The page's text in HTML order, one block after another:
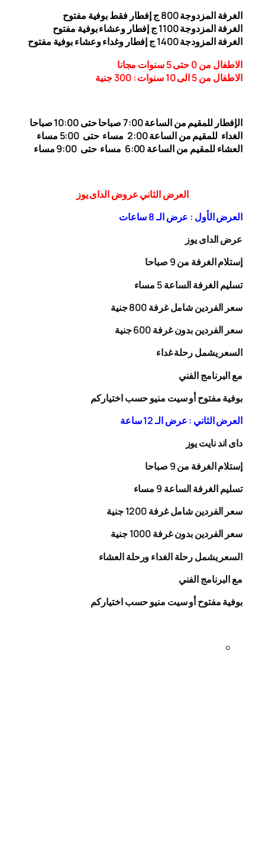
الغرفة المزدوجة
800
ج إفطار فقط بوفية مفتوح
الغرفة المزدوجة 1
100 ج إفطار وعشاء بوفية مفتوح
الغرفة المزودجة 1
400 ج إفطار وغداء وعشاء بوفية مفتوح
الاطفال من 0 حتى 5 سنوات مجانا
الاطفال من 5 الى 10 سنوات : 300
جنية
الإفطار للمقيم من الساعة 7:00 صباحا حتى 10:00
صباحا
الغداء للمقيم من الساعة 2:00 مساء حتى
5:00 مساء
العشاء للمقيم من الساعة 6:00 مساء حتى 9:00 مساء
العرض الثاني عروض الداى يوز
العرض الأول : عرض الـ 8 ساعات
عرض الداى يوز
إستلام الغرفة من 9 صباحا
تسليم الغرفة الساعة 5 مساء
سعر الفردين شامل غرفة
800 جنية
سعر الفردين بدون غرفة
600 جنية
السعر يشمل رحلةغداء
مع البرنامج الفني
بوفية مفتوح أو سيت منيو حسب اختياركم
العرض الثاني : عرض الـ 12 ساعة
داى اند نايت يوز
إستلام الغرفة من 9 صباحا
تسليم الغرفة الساعة 9 مساء
سعر الفردين شامل غرفة
1200
جنية
سعر الفردين بدون غرفة1000جنية
السعر يشمل رحلة الغداء ورحلة العشاء
مع البرنامج الفني
بوفية مفتوح أو سيت منيو حسب اختياركم